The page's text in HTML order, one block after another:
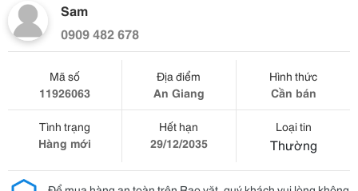
Sam
0909 482 678
Mã số
11926063
Địa điểm
An Giang
Hình thức
Cần bán
Tình trạng
Hàng mới
Hết hạn
29/12/2035
Loại tin
Thường